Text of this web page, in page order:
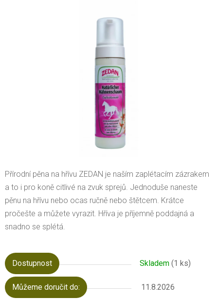
Přírodní pěna na hřívu ZEDAN je naším zaplétacím zázrakem
a to i pro koně citlivé na zvuk sprejů. Jednoduše naneste
pěnu na hřívu nebo ocas ručně nebo štětcem. Krátce
pročešte a můžete vyrazit. Hříva je příjemně poddajná a
snadno se splétá.
Dostupnost Skladem (1 ks)
Můžeme doručit do: 11.8.2026